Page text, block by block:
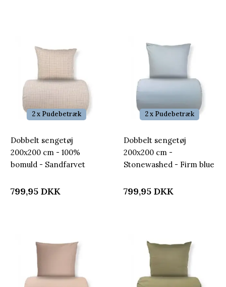
2 x Pudebetræk
Dobbelt sengetøj
200x200 cm - 100%
bomuld - Sandfarvet
799,95 DKK
2 x Pudebetræk
Dobbelt sengetøj
200x200 cm -
Stonewashed - Firm blue
799,95 DKK